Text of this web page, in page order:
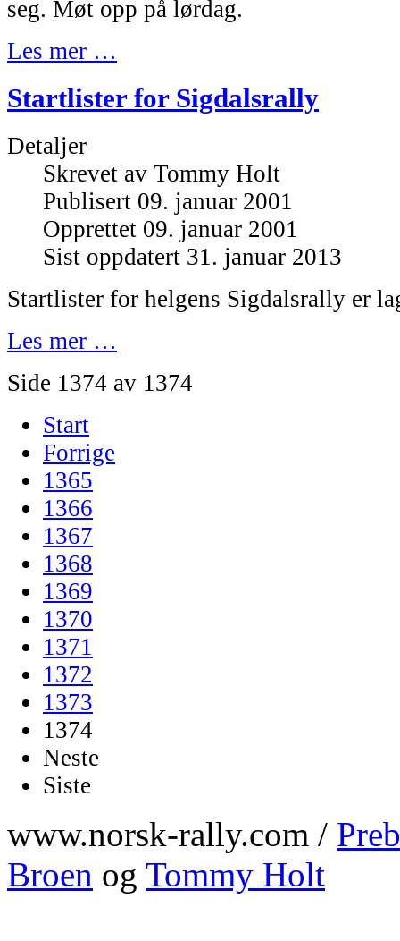
seg. Møt opp på lørdag.
Les mer …
Startlister for Sigdalsrally
Detaljer
Skrevet av Tommy Holt
Publisert 09. januar 2001
Opprettet 09. januar 2001
Sist oppdatert 31. januar 2013
Startlister for helgens Sigdalsrally er
Les mer …
Side 1374 av 1374
Start
Forrige
1365
1366
1367
1368
1369
1370
1371
1372
1373
1374
Neste
Siste
www.norsk-rally.com /
Broen og Tommy Holt